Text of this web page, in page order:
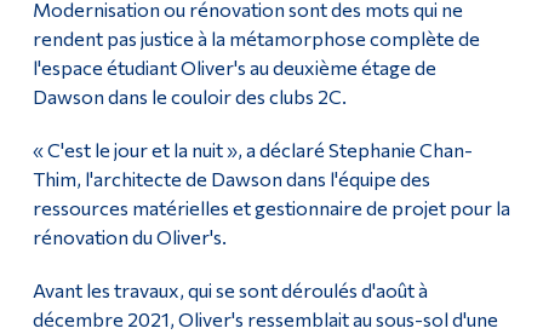
Modernisation ou rénovation sont des mots qui ne
rendent pas justice à la métamorphose complète de
l'espace étudiant Oliver's au deuxième étage de
Dawson dans le couloir des clubs 2C.
« C'est le jour et la nuit », a déclaré Stephanie Chan-
Thim, l'architecte de Dawson dans l'équipe des
ressources matérielles et gestionnaire de projet pour la
rénovation du Oliver's.
Avant les travaux, qui se sont déroulés d'août à
décembre 2021, Oliver's ressemblait au sous-sol d'une
Diplômé·es et visiteur·euses